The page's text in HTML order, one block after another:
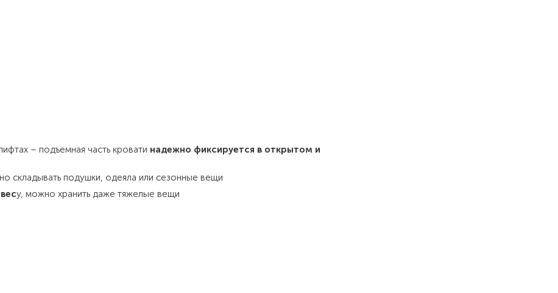
– подъемная часть кровати надежно фиксируется в открытом и
складывать подушки, одеяла или сезонные вещи
у, можно хранить даже тяжелые вещи